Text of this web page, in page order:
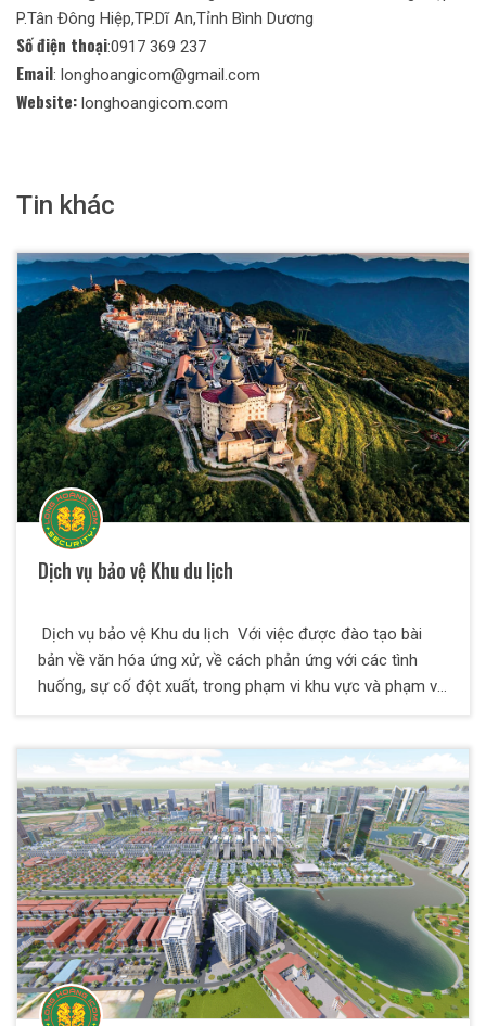
P.Tân Đông Hiệp,TP.Dĩ An,Tỉnh Bình Dương
Số điện thoại:0917 369 237
Email: longhoangicom@gmail.com
Website: longhoangicom.com
Tin khác
Dịch vụ bảo vệ Khu du lịch
Dịch vụ bảo vệ Khu du lịch Với việc được đào tạo bài
bản về văn hóa ứng xử, về cách phản ứng với các tình
huống, sự cố đột xuất, trong phạm vi khu vực và phạm vi
bảo vệ khác. Các nhân viên của bảo vệ Thiên Long Hoàng
có kinh nghiệm xử lý ùn tắc giao thông, các tình trạng
chen lấn, trộm cắp, móc túi, la hét, say xỉn và phá hoại tài
sản và đuối nước...